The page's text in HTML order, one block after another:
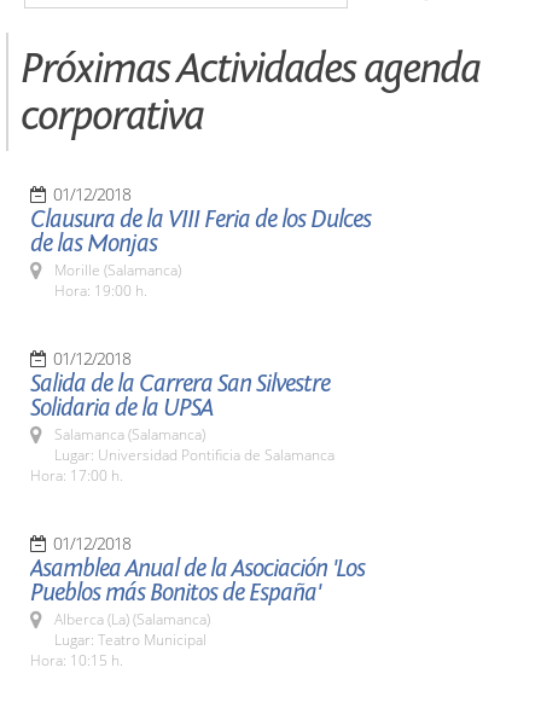
Próximas Actividades agenda
corporativa
01/12/2018
Clausura de la VIII Feria de los Dulces
de las Monjas
Morille (Salamanca)
Hora: 19:00 h.
01/12/2018
Salida de la Carrera San Silvestre
Solidaria de la UPSA
Salamanca (Salamanca)
Lugar: Universidad Pontificia de Salamanca
Hora: 17:00 h.
01/12/2018
Asamblea Anual de la Asociación 'Los
Pueblos más Bonitos de España'
Alberca (La) (Salamanca)
Lugar: Teatro Municipal
Hora: 10:15 h.